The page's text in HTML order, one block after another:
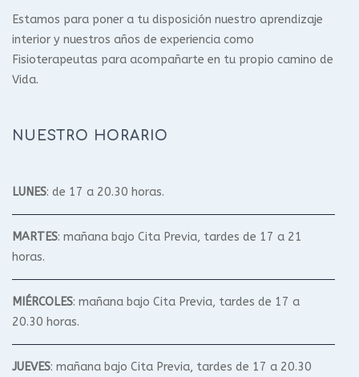
Estamos para poner a tu disposición nuestro aprendizaje
interior y nuestros años de experiencia como
Fisioterapeutas para acompañarte en tu propio camino de
Vida.
NUESTRO HORARIO
LUNES: de 17 a 20.30 horas.
MARTES: mañana bajo Cita Previa, tardes de 17 a 21
horas.
MIÉRCOLES: mañana bajo Cita Previa, tardes de 17 a
20.30 horas.
JUEVES: mañana bajo Cita Previa, tardes de 17 a 20.30